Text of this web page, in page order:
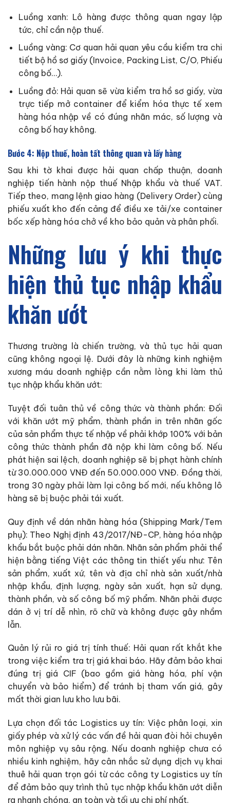
Luồng xanh: Lô hàng được thông quan ngay lập
tức, chỉ cần nộp thuế.
Luồng vàng: Cơ quan hải quan yêu cầu kiểm tra chi
tiết bộ hồ sơ giấy (Invoice, Packing List, C/O, Phiếu
công bố…).
Luồng đỏ: Hải quan sẽ vừa kiểm tra hồ sơ giấy, vừa
trực tiếp mở container để kiểm hóa thực tế xem
hàng hóa nhập về có đúng nhãn mác, số lượng và
công bố hay không.
Bước 4: Nộp thuế, hoàn tất thông quan và lấy hàng
Sau khi tờ khai được hải quan chấp thuận, doanh
nghiệp tiến hành nộp thuế Nhập khẩu và thuế VAT.
Tiếp theo, mang lệnh giao hàng (Delivery Order) cùng
phiếu xuất kho đến cảng để điều xe tải/xe container
bốc xếp hàng hóa chở về kho bảo quản và phân phối.
Những lưu ý khi thực
hiện thủ tục nhập khẩu
khăn ướt
Thương trường là chiến trường, và thủ tục hải quan
cũng không ngoại lệ. Dưới đây là những kinh nghiệm
xương máu doanh nghiệp cần nằm lòng khi làm thủ
tục nhập khẩu khăn ướt:
Tuyệt đối tuân thủ về công thức và thành phần: Đối
với khăn ướt mỹ phẩm, thành phần in trên nhãn gốc
của sản phẩm thực tế nhập về phải khớp 100% với bản
công thức thành phần đã nộp khi làm công bố. Nếu
phát hiện sai lệch, doanh nghiệp sẽ bị phạt hành chính
từ 30.000.000 VNĐ đến 50.000.000 VNĐ. Đồng thời,
trong 30 ngày phải làm lại công bố mới, nếu không lô
hàng sẽ bị buộc phải tái xuất.
Quy định về dán nhãn hàng hóa (Shipping Mark/Tem
phụ): Theo Nghị định 43/2017/NĐ-CP, hàng hóa nhập
khẩu bắt buộc phải dán nhãn. Nhãn sản phẩm phải thể
hiện bằng tiếng Việt các thông tin thiết yếu như: Tên
sản phẩm, xuất xứ, tên và địa chỉ nhà sản xuất/nhà
nhập khẩu, định lượng, ngày sản xuất, hạn sử dụng,
thành phần, và số công bố mỹ phẩm. Nhãn phải được
dán ở vị trí dễ nhìn, rõ chữ và không được gây nhầm
lẫn.
Quản lý rủi ro giá trị tính thuế: Hải quan rất khắt khe
trong việc kiểm tra trị giá khai báo. Hãy đảm bảo khai
đúng trị giá CIF (bao gồm giá hàng hóa, phí vận
chuyển và bảo hiểm) để tránh bị tham vấn giá, gây
mất thời gian lưu kho lưu bãi.
Lựa chọn đối tác Logistics uy tín: Việc phân loại, xin
giấy phép và xử lý các vấn đề hải quan đòi hỏi chuyên
môn nghiệp vụ sâu rộng. Nếu doanh nghiệp chưa có
nhiều kinh nghiệm, hãy cân nhắc sử dụng dịch vụ khai
thuê hải quan trọn gói từ các công ty Logistics uy tín
để đảm bảo quy trình thủ tục nhập khẩu khăn ướt diễn
ra nhanh chóng, an toàn và tối ưu chi phí nhất.